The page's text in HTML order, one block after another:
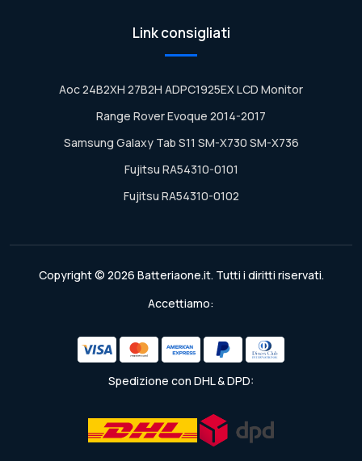
Link consigliati
Aoc 24B2XH 27B2H ADPC1925EX LCD Monitor
Range Rover Evoque 2014-2017
Samsung Galaxy Tab S11 SM-X730 SM-X736
Fujitsu RA54310-0101
Fujitsu RA54310-0102
Copyright © 2026 Batteriaone.it. Tutti i diritti riservati.
Accettiamo:
Spedizione con DHL & DPD: